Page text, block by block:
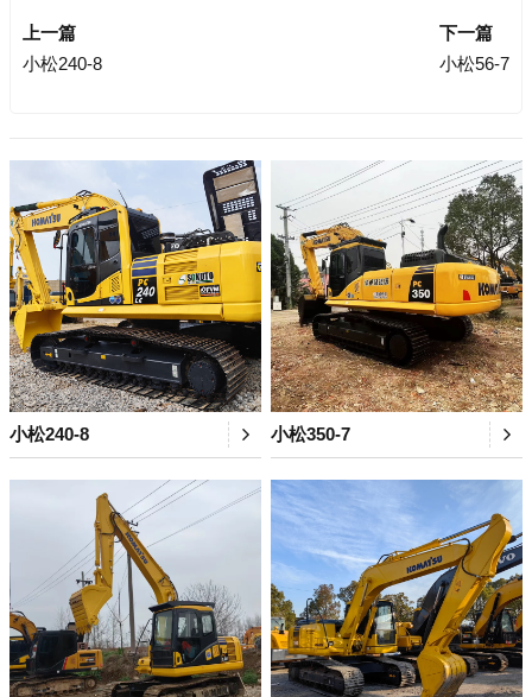
上一篇
小松240-8
下一篇
小松56-7
小松240-8 小松350-7